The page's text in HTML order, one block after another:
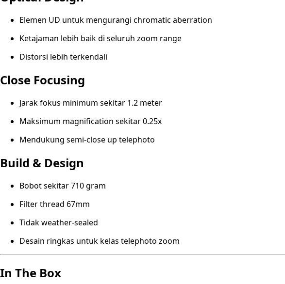
Elemen UD untuk mengurangi chromatic aberration
Ketajaman lebih baik di seluruh zoom range
Distorsi lebih terkendali
Close Focusing
Jarak fokus minimum sekitar 1.2 meter
Maksimum magnification sekitar 0.25x
Mendukung semi-close up telephoto
Build & Design
Bobot sekitar 710 gram
Filter thread 67mm
Tidak weather-sealed
Desain ringkas untuk kelas telephoto zoom
In The Box